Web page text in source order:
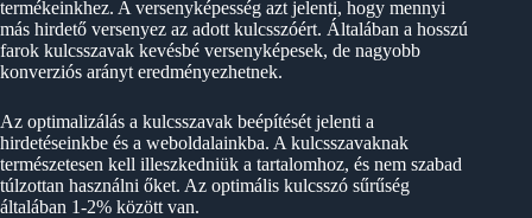
termékeinkhez. A versenyképesség azt jelenti, hogy mennyi
más hirdető versenyez az adott kulcsszóért. Általában a hosszú
farok kulcsszavak kevésbé versenyképesek, de nagyobb
konverziós arányt eredményezhetnek.
Az optimalizálás a kulcsszavak beépítését jelenti a
hirdetéseinkbe és a weboldalainkba. A kulcsszavaknak
természetesen kell illeszkedniük a tartalomhoz, és nem szabad
túlzottan használni őket. Az optimális kulcsszó sűrűség
általában 1-2% között van.